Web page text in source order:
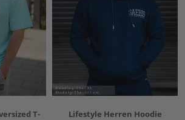
T-
Lifestyle Herren Hoodie